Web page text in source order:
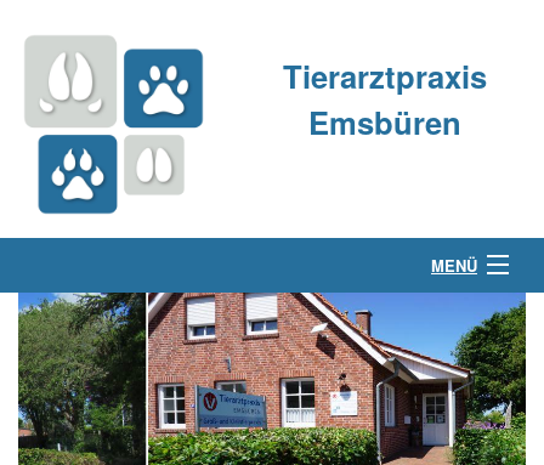
Tierarztpraxis
Emsbüren
MENÜ
Über uns
Kleintierpraxis
Großtierpraxis